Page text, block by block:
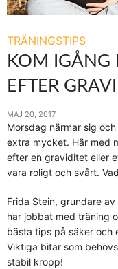
TRÄNINGSTIPS
KOM IGÅNG
EFTER
MAJ 20, 2017
Morsdag närmar sig
extra mycket. Här med
efter en graviditet eller
vara roligt och svårt.
Frida Stein, grundare
har jobbat med träning
bästa tips på säker
Viktiga bitar som
stabil kropp!